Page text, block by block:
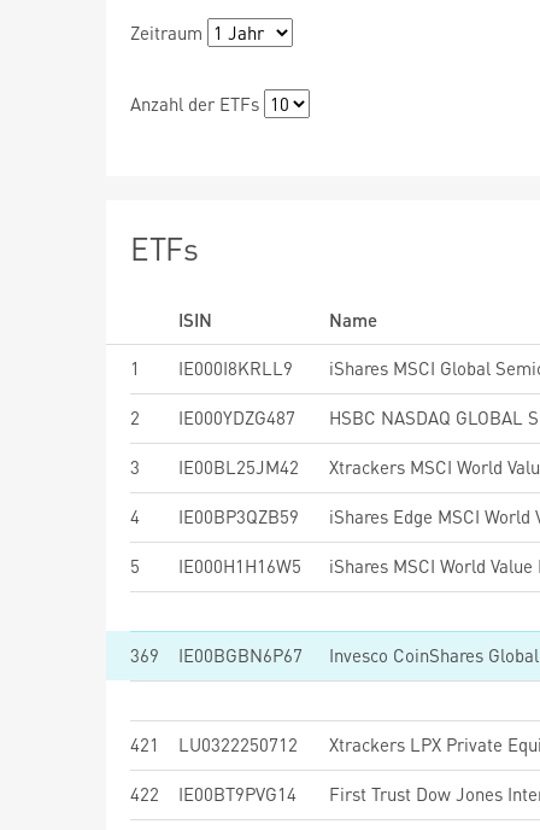
Zeitraum
Anzahl der ETFs
ETFs
ISIN
Name
1
IE000I8KRLL9
2 IE000YDZG487
3 IE00BL25JM42 Xtrackers MSCI World
4 IE00BP3QZB59
5 IE000H1H16W5
369 IE00BGBN6P67 Invesco CoinShares
421 LU0322250712 Xtrackers LPX Private
422 IE00BT9PVG14